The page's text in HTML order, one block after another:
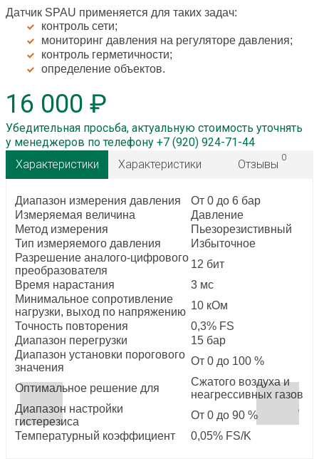
Датчик SPAU применяется для таких задач:
контроль сети;
мониторинг давления на регуляторе давления;
контроль герметичности;
определение объектов.
16 000 ₽
Убедительная просьба, актуальную стоимость уточнять
у менеджеров по телефону +7 (920) 924-71-44
Характеристики
Характеристики Отзывы
0
Диапазон измерения давления
От 0 до 6 бар
Измеряемая величина
Давление
Метод измерения
Пьезорезистивный
Тип измеряемого давления
Избыточное
Разрешение аналого-цифрового
преобразователя
12 бит
Время нарастания
3 мс
Минимальное сопротивление
нагрузки, выход по напряжению
10 кОм
Точность повторения
0,3% FS
Диапазон перегрузки
15 бар
Диапазон установки порогового
значения
От 0 до 100 %
Оптимальное решение для
Сжатого воздуха и
неагрессивных газов
Диапазон настройки
гистерезиса
От 0 до 90 %
Температурный коэффициент
0,05% FS/K